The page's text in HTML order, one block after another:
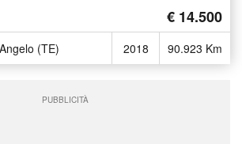
€ 14.500
(TE) 2018 90.923 Km
PUBBLICITÀ